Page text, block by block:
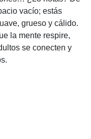
vacío; estás
grueso y cálido.
la mente respire,
se conecten y